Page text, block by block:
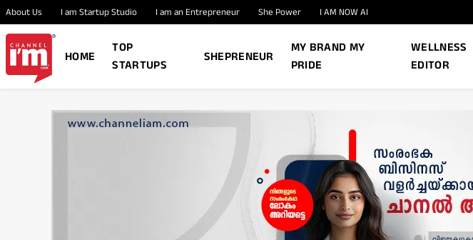
About Us I am Startup Studio I am an Entrepreneur She Power I AM NOW AI
HOME
TOP
STARTUPS
SHEPRENEUR
MY BRAND MY
PRIDE
WELLNESS
EDITOR